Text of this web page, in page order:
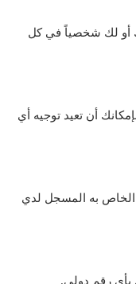
أو لك شخصياً في كل
أن تعيد توجيه أي
الخاص به المسجل لدي
رقم دولي.